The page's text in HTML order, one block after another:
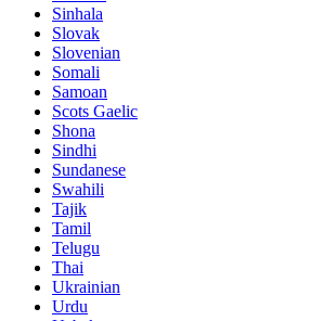
Sinhala
Slovak
Slovenian
Somali
Samoan
Scots Gaelic
Shona
Sindhi
Sundanese
Swahili
Tajik
Tamil
Telugu
Thai
Ukrainian
Urdu